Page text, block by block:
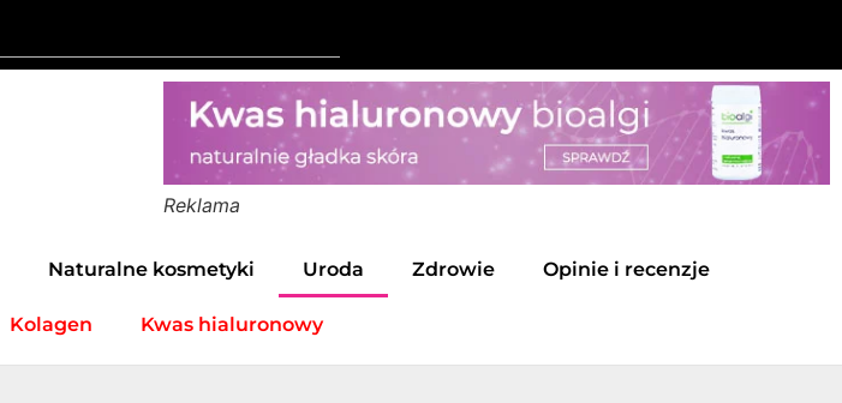
Reklama
Naturalne kosmetyki Uroda Zdrowie Opinie i recenzje
Kolagen Kwas hialuronowy